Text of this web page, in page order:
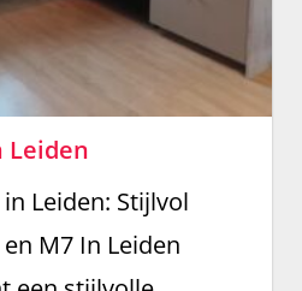
Leiden
Leiden: Stijlvol
M7 In Leiden